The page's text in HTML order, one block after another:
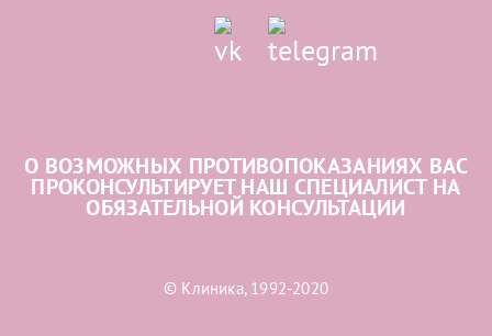
О ВОЗМОЖНЫХ ПРОТИВОПОКАЗАНИЯХ ВАС
ПРОКОНСУЛЬТИРУЕТ НАШ СПЕЦИАЛИСТ НА
ОБЯЗАТЕЛЬНОЙ КОНСУЛЬТАЦИИ
© Клиника, 1992-2020